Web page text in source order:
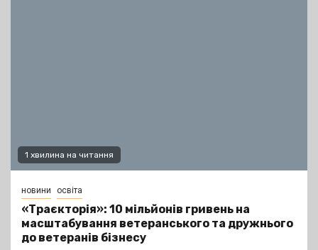
1 хвилина на читання
новини освіта
«Траєкторія»: 10 мільйонів гривень на
масштабування ветеранського та дружнього
до ветеранів бізнесу